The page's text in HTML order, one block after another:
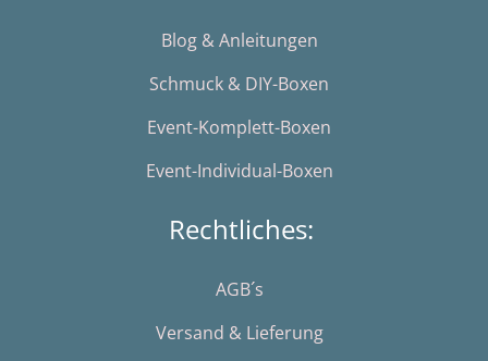
Blog & Anleitungen
Schmuck & DIY-Boxen
Event-Komplett-Boxen
Event-Individual-Boxen
Rechtliches:
AGB´s
Versand & Lieferung